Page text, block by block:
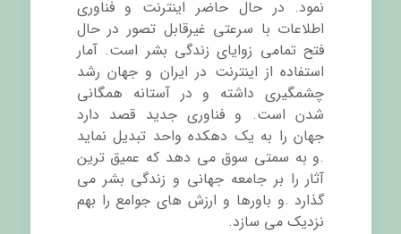
نمود. در حال حاضر اینترنت و فناوری
اطلاعات با سرعتی غیرقابل تصور در حال
فتح تمامی زوایای زندگی بشر است. آمار
استفاده از اینترنت در ایران و جهان رشد
چشمگیری داشته و در آستانه همگانی
شدن است. و فناوری جدید قصد دارد
جهان را به یک دهکده واحد تبدیل نماید
.و به سمتی سوق می دهد که عمیق ترین
آثار را بر جامعه جهانی و زندگی بشر می
گذارد .و باورها و ارزش های جوامع را بهم
نزدیک می سازد.